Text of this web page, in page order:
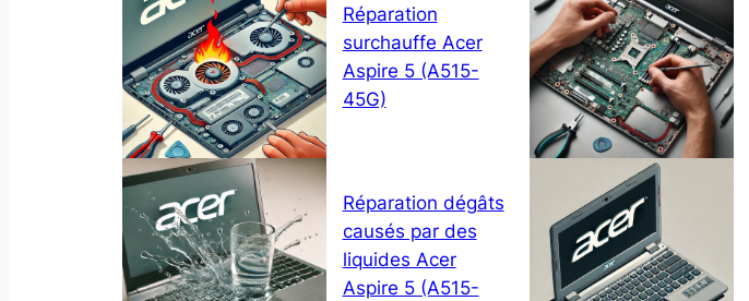
Réparation
surchauffe Acer
Aspire 5 (A515-
45G)
Réparation dégâts
causés par des
liquides Acer
Aspire 5 (A515-